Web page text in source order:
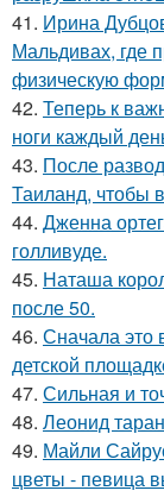
41. Ирина
Мальдивах, где
физическую
42. Теперь к
ноги каждый
43. После
Таиланд, чтобы
44. Дженна
голливуде.
45. Наташа
после 50.
46. Сначала это
детской
47. Сильная и
48. Леонид
49. Майли
цветы - певица